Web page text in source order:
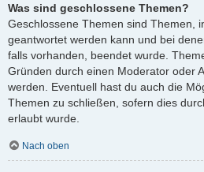
Was sind geschlossene Themen?
Geschlossene Themen sind Themen,
geantwortet werden kann und bei
falls vorhanden, beendet wurde.
Gründen durch einen Moderator oder
werden. Eventuell hast du auch die
Themen zu schließen, sofern dies
erlaubt wurde.
Nach oben